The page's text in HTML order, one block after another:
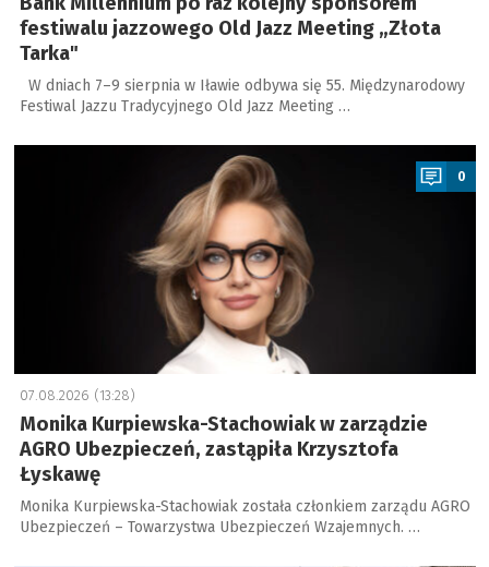
festiwalu jazzowego Old Jazz Meeting „Złota
Tarka"
W dniach 7–9 sierpnia w Iławie odbywa się 55. Międzynarodowy
Festiwal Jazzu Tradycyjnego Old Jazz Meeting …
a
0
07.08.2026 (13:28)
Monika Kurpiewska-Stachowiak w zarządzie
AGRO Ubezpieczeń, zastąpiła Krzysztofa
Łyskawę
Monika Kurpiewska-Stachowiak została członkiem zarządu AGRO
Ubezpieczeń – Towarzystwa Ubezpieczeń Wzajemnych. …